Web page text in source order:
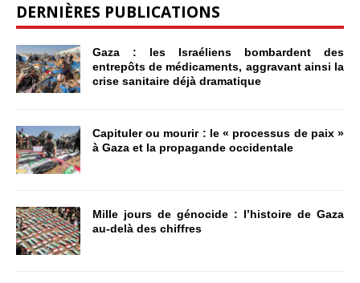
DERNIÈRES PUBLICATIONS
Gaza : les Israéliens bombardent des
entrepôts de médicaments, aggravant ainsi la
crise sanitaire déjà dramatique
Capituler ou mourir : le « processus de paix »
à Gaza et la propagande occidentale
Mille jours de génocide : l’histoire de Gaza
au-delà des chiffres